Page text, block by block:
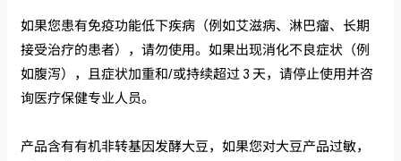
如果您患有免疫功能低下疾病（例如艾滋病、淋巴瘤、长期
接受治疗的患者），请勿使用。如果出现消化不良症状（例
如腹泻），且症状加重和/或持续超过 3 天，请停止使用并咨
询医疗保健专业人员。
产品含有有机非转基因发酵大豆，如果您对大豆产品过敏，